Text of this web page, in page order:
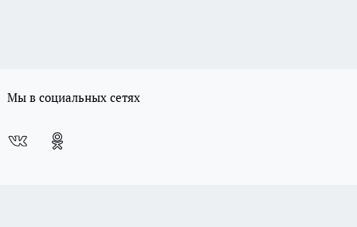
Мы в социальных сетях